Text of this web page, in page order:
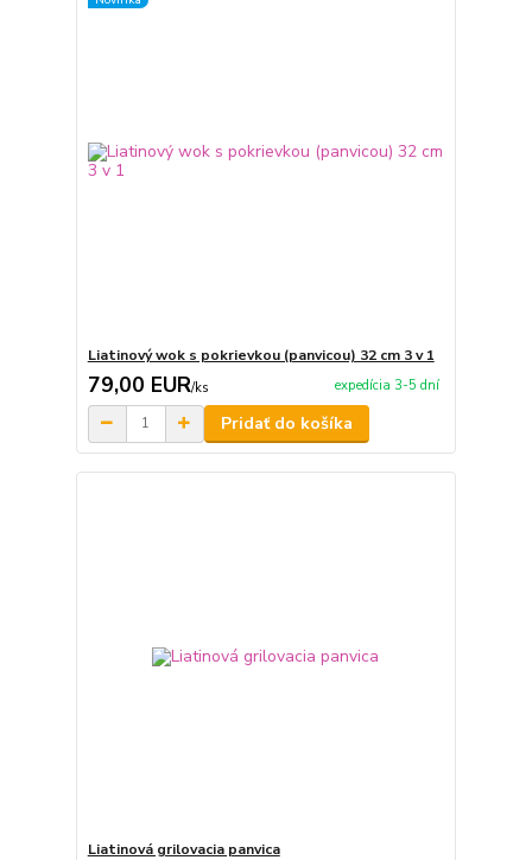
Liatinový wok s pokrievkou (panvicou) 32 cm 3 v 1
79,00 EUR/ks expedícia 3-5 dní
Pridať do košíka
Liatinová grilovacia panvica